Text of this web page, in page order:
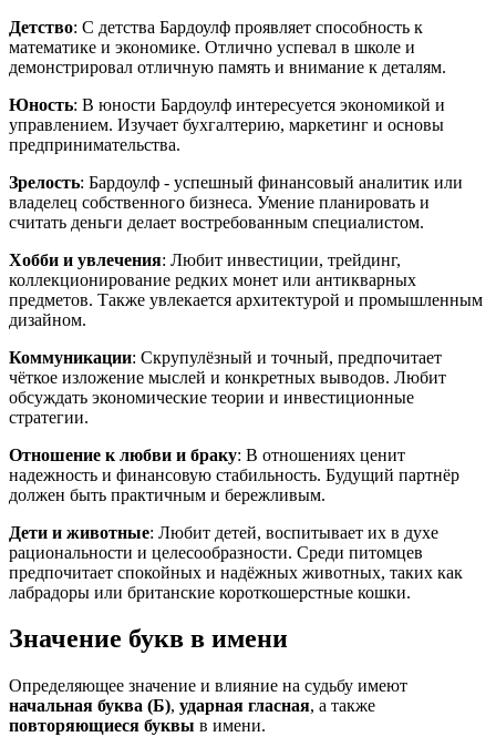
Детство: С детства Бардоулф проявляет способность к
математике и экономике. Отлично успевал в школе и
демонстрировал отличную память и внимание к деталям.
Юность: В юности Бардоулф интересуется экономикой и
управлением. Изучает бухгалтерию, маркетинг и основы
предпринимательства.
Зрелость: Бардоулф - успешный финансовый аналитик или
владелец собственного бизнеса. Умение планировать и
считать деньги делает востребованным специалистом.
Хобби и увлечения: Любит инвестиции, трейдинг,
коллекционирование редких монет или антикварных
предметов. Также увлекается архитектурой и промышленным
дизайном.
Коммуникации: Скрупулёзный и точный, предпочитает
чёткое изложение мыслей и конкретных выводов. Любит
обсуждать экономические теории и инвестиционные
стратегии.
Отношение к любви и браку: В отношениях ценит
надежность и финансовую стабильность. Будущий партнёр
должен быть практичным и бережливым.
Дети и животные: Любит детей, воспитывает их в духе
рациональности и целесообразности. Среди питомцев
предпочитает спокойных и надёжных животных, таких как
лабрадоры или британские короткошерстные кошки.
Значение букв в имени
Определяющее значение и влияние на судьбу имеют
начальная буква (Б), ударная гласная, а также
повторяющиеся буквы в имени.